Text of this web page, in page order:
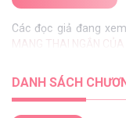
Các đọc giả đang
MANG THAI NGẮN
DANH SÁCH